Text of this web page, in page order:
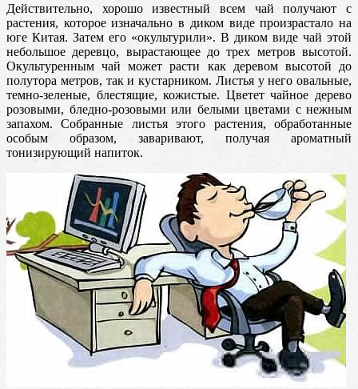
Действительно, хорошо известный всем чай получают с
растения, которое изначально в диком виде произрастало на
юге Китая. Затем его «окультурили». В диком виде чай этой
небольшое деревцо, вырастающее до трех метров высотой.
Окультуренным чай может расти как деревом высотой до
полутора метров, так и кустарником. Листья у него овальные,
темно-зеленые, блестящие, кожистые. Цветет чайное дерево
розовыми, бледно-розовыми или белыми цветами с нежным
запахом. Собранные листья этого растения, обработанные
особым образом, заваривают, получая ароматный
тонизирующий напиток.